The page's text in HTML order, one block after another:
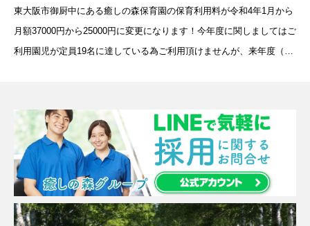
東大阪市御厨中にある癒しの森保育園の保育利用料が令和4年1月から
月額37000円から25000円に変更になります！今年度に関しましてはご
利用園児が定員19名に達している為ご利用頂けませんが、来年度（令